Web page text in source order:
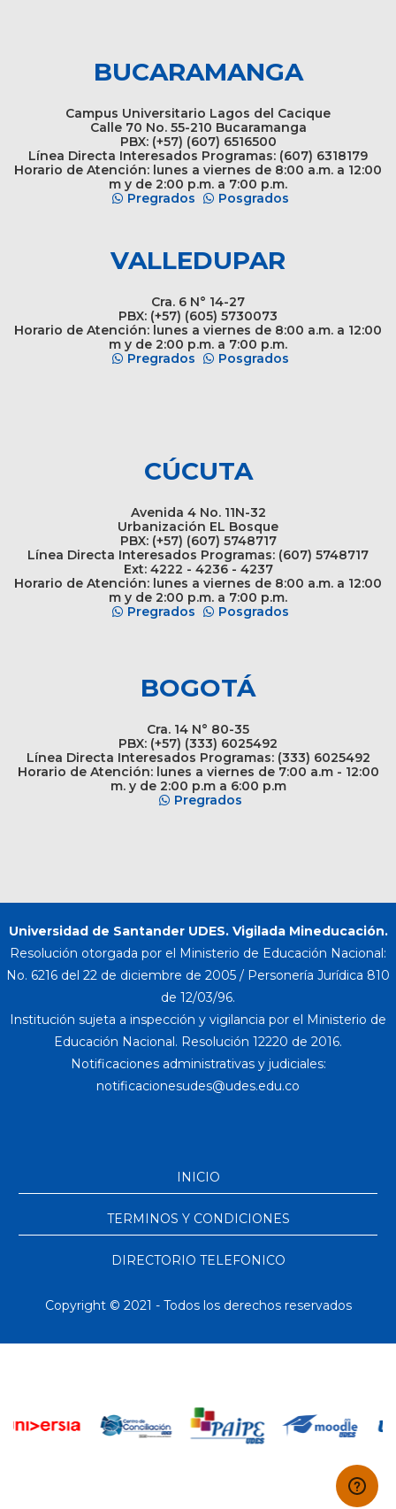
BUCARAMANGA
Campus Universitario Lagos del Cacique
Calle 70 No. 55-210 Bucaramanga
PBX: (+57) (607) 6516500
Línea Directa Interesados Programas: (607) 6318179
Horario de Atención: lunes a viernes de 8:00 a.m. a 12:00
m y de 2:00 p.m. a 7:00 p.m.
Pregrados
Posgrados
VALLEDUPAR
Cra. 6 N° 14-27
PBX: (+57) (605) 5730073
Horario de Atención: lunes a viernes de 8:00 a.m. a 12:00
m y de 2:00 p.m. a 7:00 p.m.
Pregrados
Posgrados
CÚCUTA
Avenida 4 No. 11N-32
Urbanización EL Bosque
PBX: (+57) (607) 5748717
Línea Directa Interesados Programas: (607) 5748717
Ext: 4222 - 4236 - 4237
Horario de Atención: lunes a viernes de 8:00 a.m. a 12:00
m y de 2:00 p.m. a 7:00 p.m.
Pregrados
Posgrados
BOGOTÁ
Cra. 14 N° 80-35
PBX: (+57) (333) 6025492
Línea Directa Interesados Programas: (333) 6025492
Horario de Atención: lunes a viernes de 7:00 a.m - 12:00
m. y de 2:00 p.m a 6:00 p.m
Pregrados
Universidad de Santander UDES. Vigilada Mineducación.
Resolución otorgada por el Ministerio de Educación Nacional:
No. 6216 del 22 de diciembre de 2005 / Personería Jurídica 810
de 12/03/96.
Institución sujeta a inspección y vigilancia por el Ministerio de
Educación Nacional. Resolución 12220 de 2016.
Notificaciones administrativas y judiciales:
INICIO
TERMINOS Y CONDICIONES
DIRECTORIO TELEFONICO
Copyright © 2021 - Todos los derechos reservados